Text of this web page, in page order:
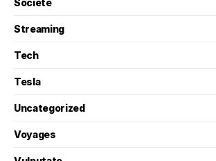
Societé
Streaming
Tech
Tesla
Uncategorized
Voyages